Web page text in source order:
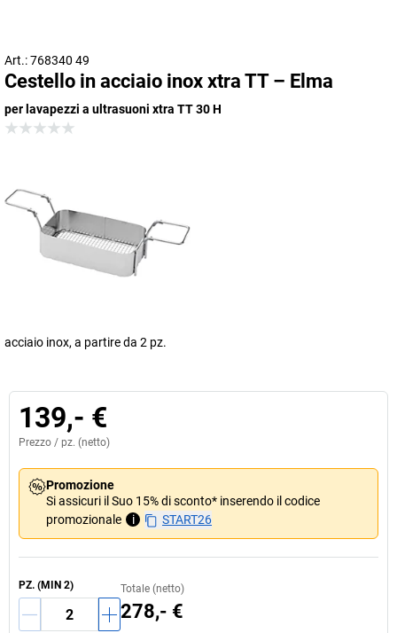
Art.: 768340 49
Cestello in acciaio inox xtra TT – Elma
per lavapezzi a ultrasuoni xtra TT 30 H
acciaio inox, a partire da 2 pz.
139,- €
Prezzo / pz. (netto)
Promozione
Si assicuri il Suo 15% di sconto* inserendo il codice
promozionale
i START26
PZ. (MIN 2) Totale (netto)
278,- €